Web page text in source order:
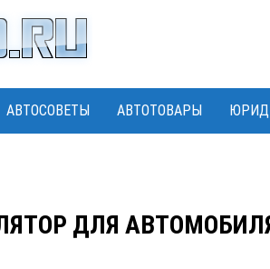
АВТОСОВЕТЫ АВТОТОВАРЫ
ДЛЯ